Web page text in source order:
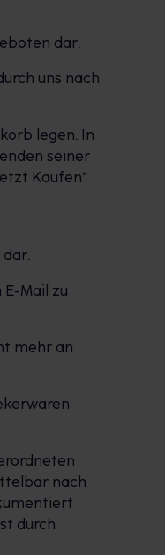
dar.
uns nach
legen. In
seiner
Kaufen“
Mail zu
mehr an
nach
durch